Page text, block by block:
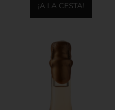
¡A LA CESTA!